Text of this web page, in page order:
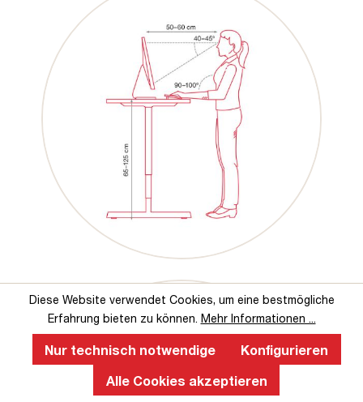
Diese Website verwendet Cookies, um eine bestmögliche
Erfahrung bieten zu können. Mehr Informationen ...
Nur technisch notwendige
Konfigurieren
Alle Cookies akzeptieren